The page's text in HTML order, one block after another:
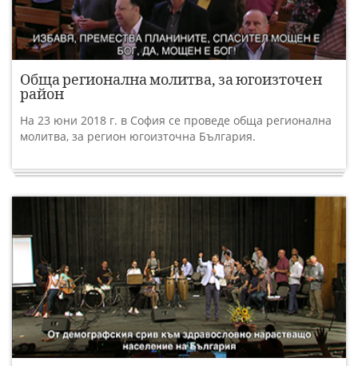
Обща регионална молитва, за югоизточен
район
На 23 юни 2018 г. в София се проведе обща регионална
молитва, за регион югоизточна България.